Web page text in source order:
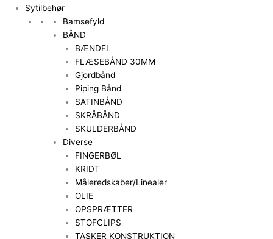
Sytilbehør
Bamsefyld
BÅND
BÆNDEL
FLÆSEBÅND 30MM
Gjordbånd
Piping Bånd
SATINBÅND
SKRÅBÅND
SKULDERBÅND
Diverse
FINGERBØL
KRIDT
Måleredskaber/Linealer
OLIE
OPSPRÆTTER
STOFCLIPS
TASKER KONSTRUKTION